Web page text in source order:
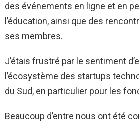
des événements en ligne et en
l’éducation, ainsi que des
ses membres.
J’étais frustré par le sentiment
l’écosystème des startups
du Sud, en particulier pour les
Beaucoup d’entre nous ont été